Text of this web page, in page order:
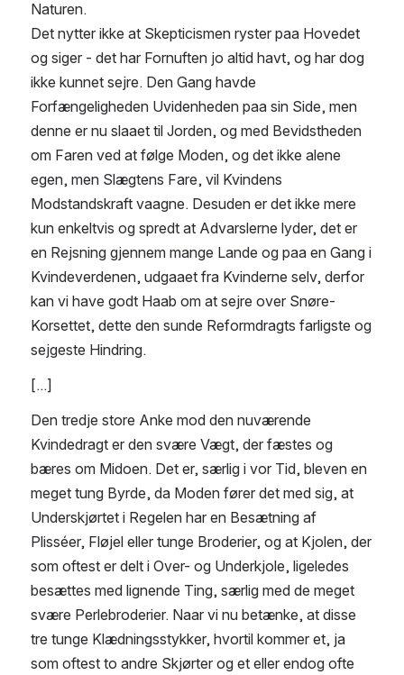
Naturen.
Det nytter ikke at Skepticismen ryster paa Hovedet
og siger - det har Fornuften jo altid havt, og har dog
ikke kunnet sejre. Den Gang havde
Forfængeligheden Uvidenheden paa sin Side, men
denne er nu slaaet til Jorden, og med Bevidstheden
om Faren ved at følge Moden, og det ikke alene
egen, men Slægtens Fare, vil Kvindens
Modstandskraft vaagne. Desuden er det ikke mere
kun enkeltvis og spredt at Advarslerne lyder, det er
en Rejsning gjennem mange Lande og paa en Gang i
Kvindeverdenen, udgaaet fra Kvinderne selv, derfor
kan vi have godt Haab om at sejre over Snøre-
Korsettet, dette den sunde Reformdragts farligste og
sejgeste Hindring.
[...]
Den tredje store Anke mod den nuværende
Kvindedragt er den svære Vægt, der fæstes og
bæres om Midoen. Det er, særlig i vor Tid, bleven en
meget tung Byrde, da Moden fører det med sig, at
Underskjørtet i Regelen har en Besætning af
Plisséer, Fløjel eller tunge Broderier, og at Kjolen, der
som oftest er delt i Over- og Underkjole, ligeledes
besættes med lignende Ting, særlig med de meget
svære Perlebroderier. Naar vi nu betænke, at disse
tre tunge Klædningsstykker, hvortil kommer et, ja
som oftest to andre Skjørter og et eller endog ofte